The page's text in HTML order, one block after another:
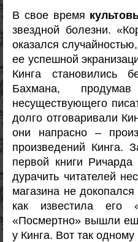
В свое время
звездной болезни.
оказался
ее успешной
Кинга становились
Бахмана,
несуществующего
долго отговаривали
они напрасно –
произведений Кинга.
первой книги
дурачить читателей
магазина не
как известила его
«Посмертно» вышли
у Кинга. Вот так